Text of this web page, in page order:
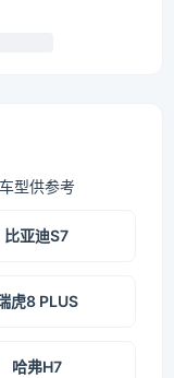
型供参考
比亚迪S7
虎8 PLUS
哈弗H7